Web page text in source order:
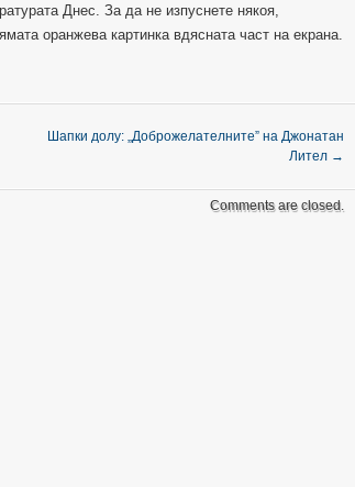
Днес. За да не изпуснете някоя,
оранжева картинка вдясната част на екрана.
Шапки долу: „Доброжелателните” на Джонатан
Лител →
Comments are closed.